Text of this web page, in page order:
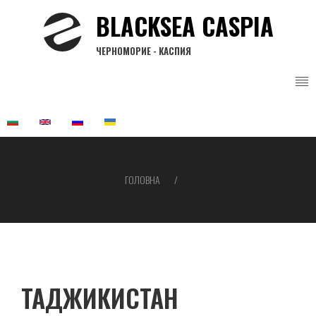
BLACKSEA CASPIA
ЧЕРНОМОРИЕ - КАСПИЯ
навіґації
ГОЛОВНА
ТАДЖИКИСТАН